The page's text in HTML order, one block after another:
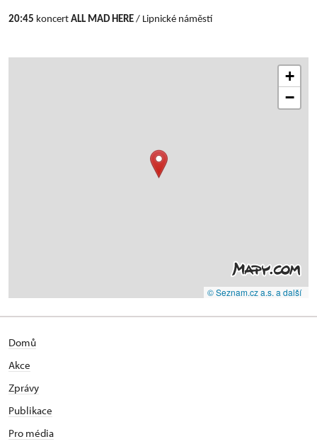
20:45 koncert ALL MAD HERE / Lipnické náměstí
+
−
© Seznam.cz a.s. a další
Domů
Akce
Zprávy
Publikace
Pro média